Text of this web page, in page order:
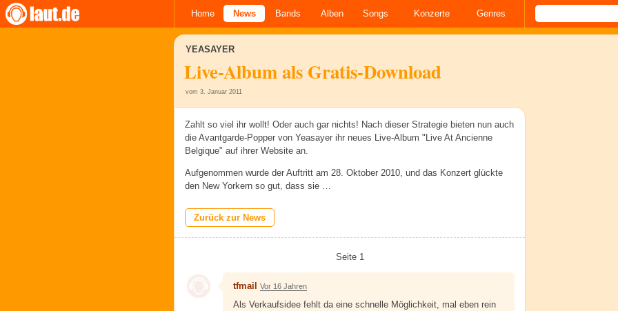
Home News Bands Alben Songs Konzerte Genres
YEASAYER
Live-Album als Gratis-Download
vom 3. Januar 2011
Zahlt so viel ihr wollt! Oder auch gar nichts! Nach dieser Strategie bieten nun auch
die Avantgarde-Popper von Yeasayer ihr neues Live-Album "Live At Ancienne
Belgique" auf ihrer Website an.
Aufgenommen wurde der Auftritt am 28. Oktober 2010, und das Konzert glückte
den New Yorkern so gut, dass sie …
Zurück zur News
Seite 1
tfmail Vor 16 Jahren
Als Verkaufsidee fehlt da eine schnelle Möglichkeit, mal eben rein